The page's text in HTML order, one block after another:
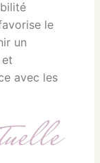
le
un
avec les